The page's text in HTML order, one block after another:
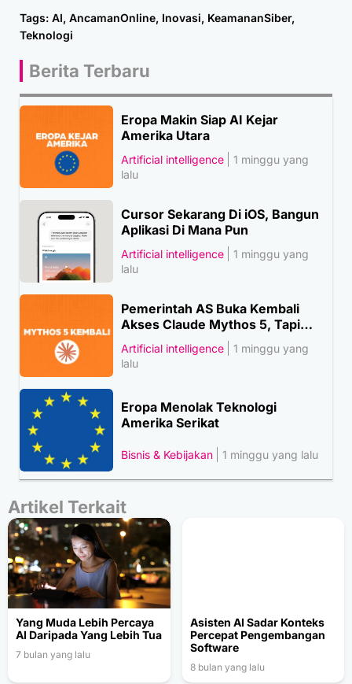
Tags: AI, AncamanOnline, Inovasi, KeamananSiber,
Teknologi
Berita Terbaru
Eropa Makin Siap AI Kejar
Amerika Utara
Artificial intelligence
1 minggu yang
lalu
Cursor Sekarang Di iOS, Bangun
Aplikasi Di Mana Pun
Artificial intelligence
1 minggu yang
lalu
Pemerintah AS Buka Kembali
Akses Claude Mythos 5, Tapi…
Artificial intelligence
1 minggu yang
lalu
Eropa Menolak Teknologi
Amerika Serikat
Bisnis & Kebijakan 1 minggu yang lalu
Artikel Terkait
Yang Muda Lebih Percaya
AI Daripada Yang Lebih Tua
7 bulan yang lalu
Asisten AI Sadar Konteks
Percepat Pengembangan
Software
8 bulan yang lalu